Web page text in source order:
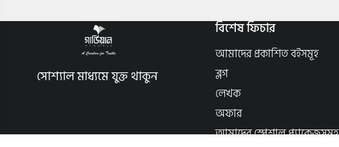
সোশ্যাল মাধ্যমে যুক্ত থাকুন
বিশেষ ফিচার
আমাদের প্রকাশিত বইসমূহ
ব্লগ
লেখক
অফার
আমাদের স্পেশাল প্যাকেজসমূহ